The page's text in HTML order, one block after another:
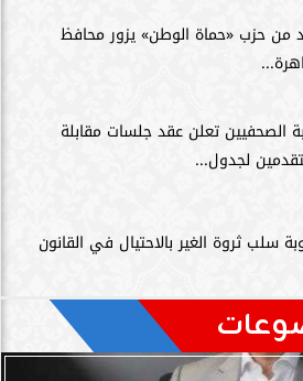
من حزب «حماة الوطن» يزور محافظ
الصحفيين تعلن عقد جلسات مقابلة
لجدول...
سلب ثروة الغير بالاحتيال في القانون